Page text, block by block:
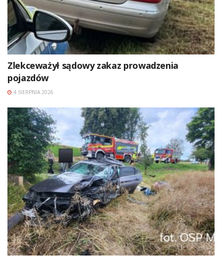
Zlekceważył sądowy zakaz prowadzenia
pojazdów
4 SIERPNIA 2026